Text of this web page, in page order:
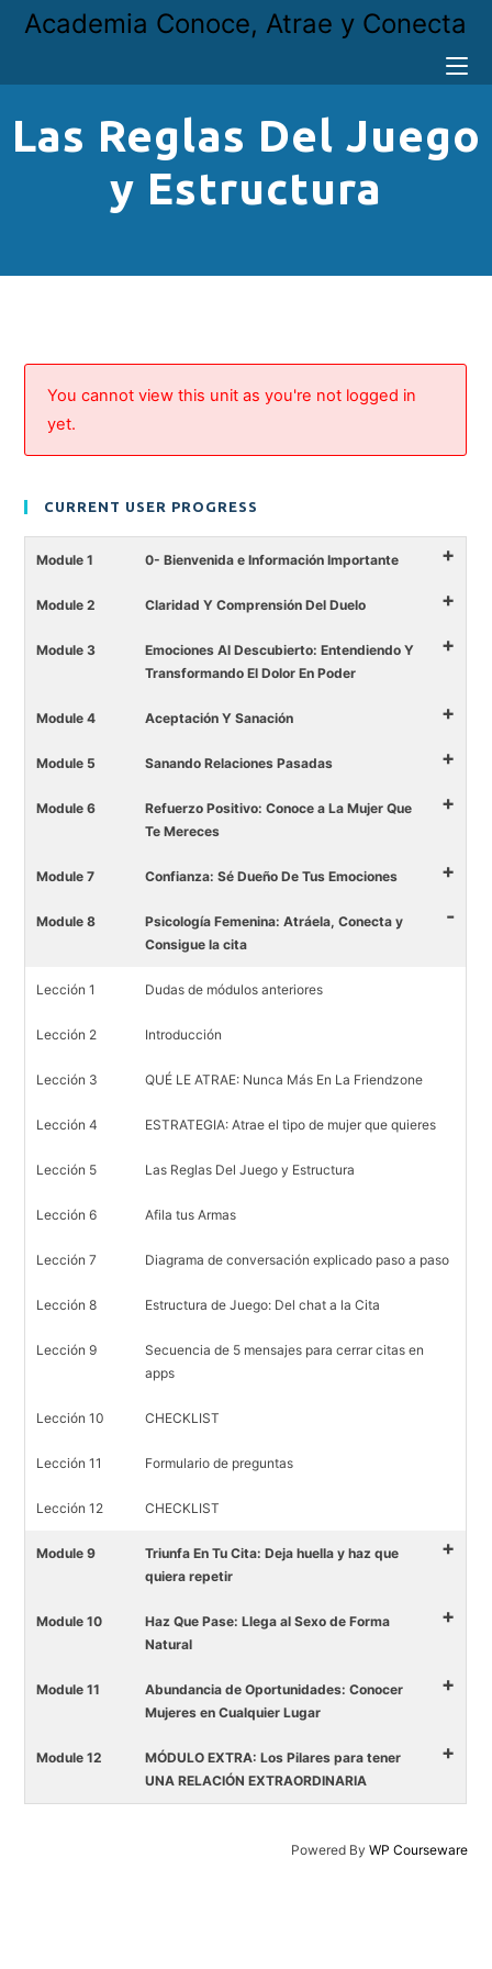
Academia Conoce, Atrae y Conecta
Las Reglas Del Juego
y Estructura
You cannot view this unit as you're not logged in
yet.
CURRENT USER PROGRESS
Module 1 0- Bienvenida e Información Importante +
Module 2 Claridad Y Comprensión Del Duelo +
Module 3
Emociones Al Descubierto: Entendiendo Y
Transformando El Dolor En Poder
+
Module 4 Aceptación Y Sanación +
Module 5 Sanando Relaciones Pasadas +
Module 6
Refuerzo Positivo: Conoce a La Mujer Que
Te Mereces
+
Module 7 Confianza: Sé Dueño De Tus Emociones +
Module 8
Psicología Femenina: Atráela, Conecta y
Consigue la cita
-
Lección 1 Dudas de módulos anteriores
Lección 2 Introducción
Lección 3 QUÉ LE ATRAE: Nunca Más En La Friendzone
Lección 4 ESTRATEGIA: Atrae el tipo de mujer que quieres
Lección 5 Las Reglas Del Juego y Estructura
Lección 6 Afila tus Armas
Lección 7 Diagrama de conversación explicado paso a paso
Lección 8 Estructura de Juego: Del chat a la Cita
Lección 9
Secuencia de 5 mensajes para cerrar citas en
apps
Lección 10 CHECKLIST
Lección 11 Formulario de preguntas
Lección 12 CHECKLIST
Module 9
Triunfa En Tu Cita: Deja huella y haz que
quiera repetir
+
Module 10
Haz Que Pase: Llega al Sexo de Forma
Natural
+
Module 11
Abundancia de Oportunidades: Conocer
Mujeres en Cualquier Lugar
+
Module 12
MÓDULO EXTRA: Los Pilares para tener
UNA RELACIÓN EXTRAORDINARIA
+
Powered By WP Courseware